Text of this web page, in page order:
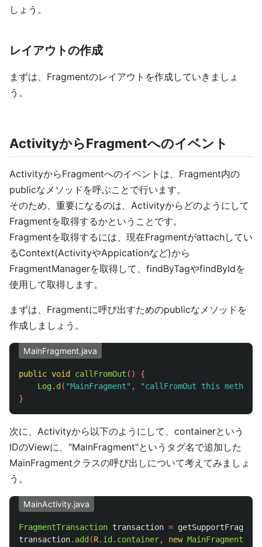
しょう。
レイアウトの作成
まずは、Fragmentのレイアウトを作成していきましょ
う。
ActivityからFragmentへのイベント
ActivityからFragmentへのイベントは、Fragment内の
publicなメソッドを呼ぶことで行います。
そのため、重要になるのは、Activityからどのようにして
Fragmentを取得するかということです。
Fragmentを取得するには、現在Fragmentがattachしてい
るContext(ActivityやAppicationなど)から
FragmentManagerを取得して、findByTagやfindByIdを
使用して取得します。
まずは、Fragmentに呼び出すためのpublicなメソッドを
作成しましょう。
MainFragment.java
public void callFromOut ()
{
Log. d ( "MainFragment" , "callFromOut this method"
}
次に、Activityから以下のようにして、containerという
IDのViewに、"MainFragment"というタグ名で追加した
MainFragmentクラスの呼び出しについて考えてみましょ
う。
MainActivity.java
FragmentTransaction transaction =
transaction. add (R. id . container, new MainFragment